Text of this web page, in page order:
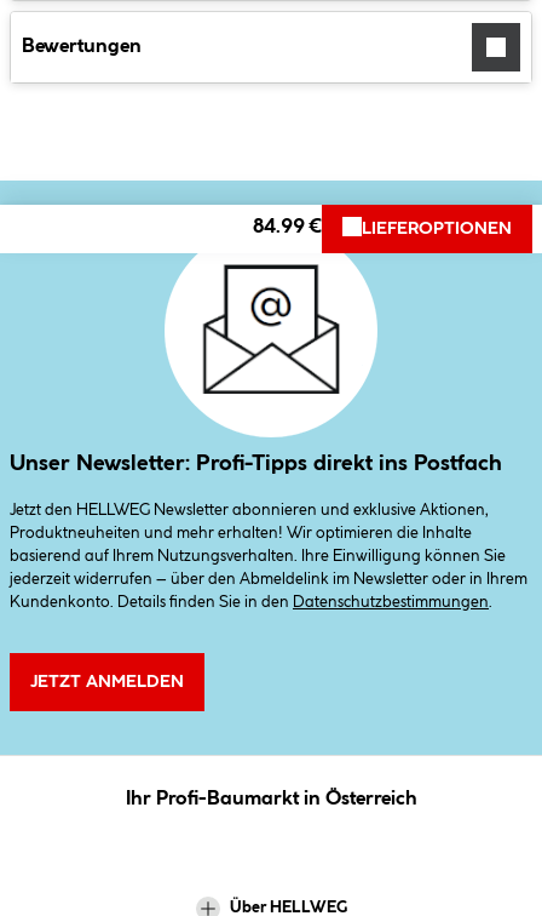
Bewertungen
84.99 € LIEFEROPTIONEN
Unser Newsletter: Profi-Tipps direkt ins Postfach
Jetzt den HELLWEG Newsletter abonnieren und exklusive Aktionen,
Produktneuheiten und mehr erhalten! Wir optimieren die Inhalte
basierend auf Ihrem Nutzungsverhalten. Ihre Einwilligung können Sie
jederzeit widerrufen – über den Abmeldelink im Newsletter oder in Ihrem
Kundenkonto. Details finden Sie in den
Datenschutzbestimmungen
JETZT ANMELDEN
Ihr Profi-Baumarkt in Österreich
Über HELLWEG